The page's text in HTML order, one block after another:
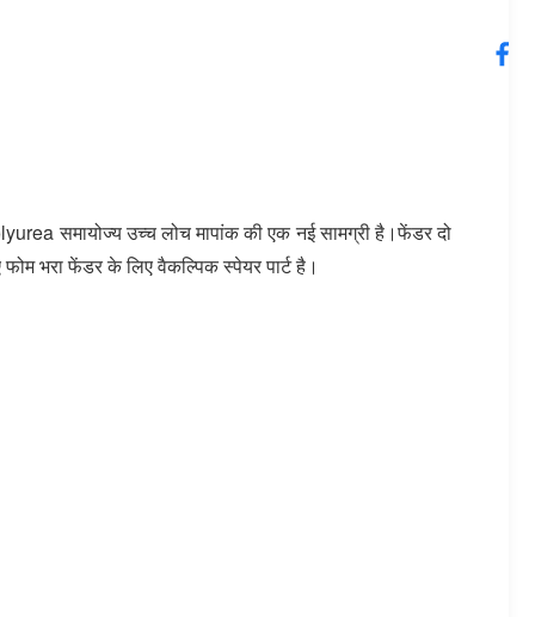
समायोज्य उच्च लोच मापांक की एक नई सामग्री है।फेंडर दो
भरा फेंडर के लिए वैकल्पिक स्पेयर पार्ट है।